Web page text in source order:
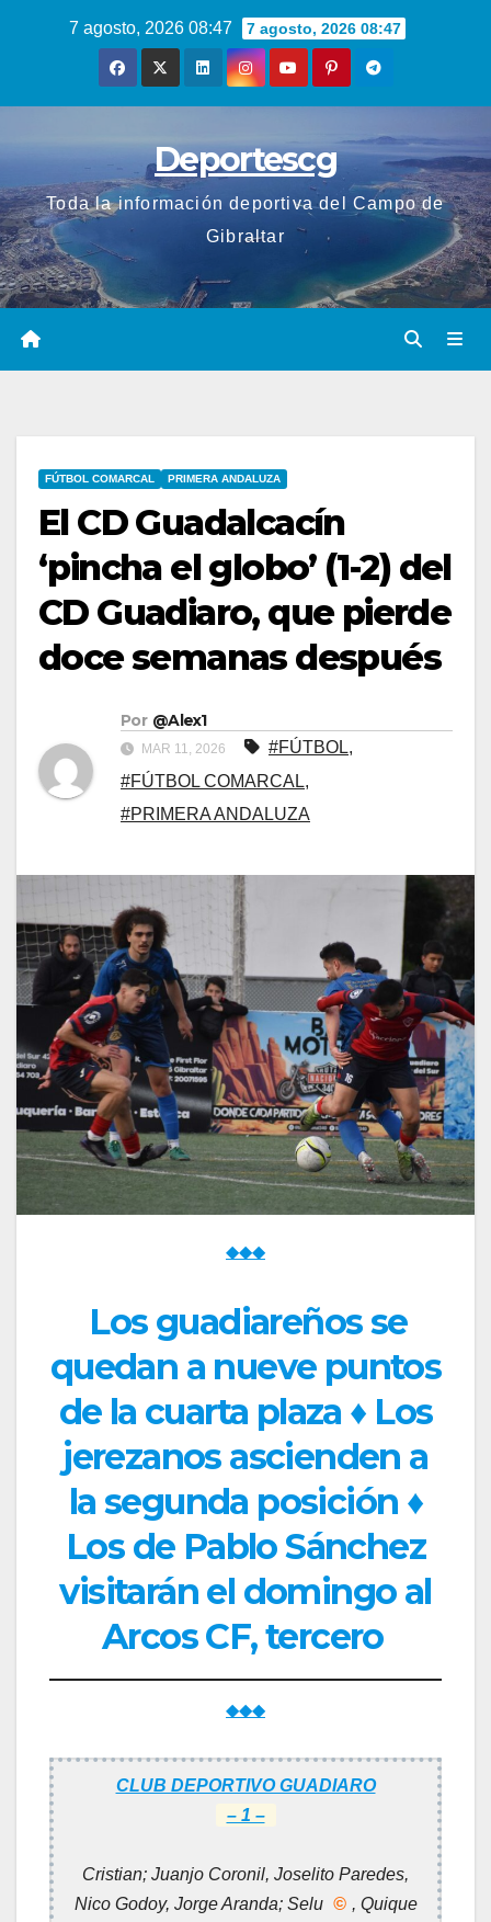
7 agosto, 2026 08:47 7 agosto, 2026 08:47
Deportescg
Toda la información deportiva del Campo de
Gibraltar
FÚTBOL COMARCAL PRIMERA ANDALUZA
El CD Guadalcacín
‘pincha el globo’ (1-2) del
CD Guadiaro, que pierde
doce semanas después
Por @Alex1
MAR 11, 2026 #FÚTBOL,
#FÚTBOL COMARCAL,
#PRIMERA ANDALUZA
◆◆◆
Los guadiareños se
quedan a nueve puntos
de la cuarta plaza ♦Los
jerezanos ascienden a
la segunda posición ♦
Los de Pablo Sánchez
visitarán el domingo al
Arcos CF, tercero
◆◆◆
CLUB DEPORTIVO GUADIARO
– 1 –
Cristian; Juanjo Coronil, Joselito Paredes,
Nico Godoy, Jorge Aranda; Selu © , Quique